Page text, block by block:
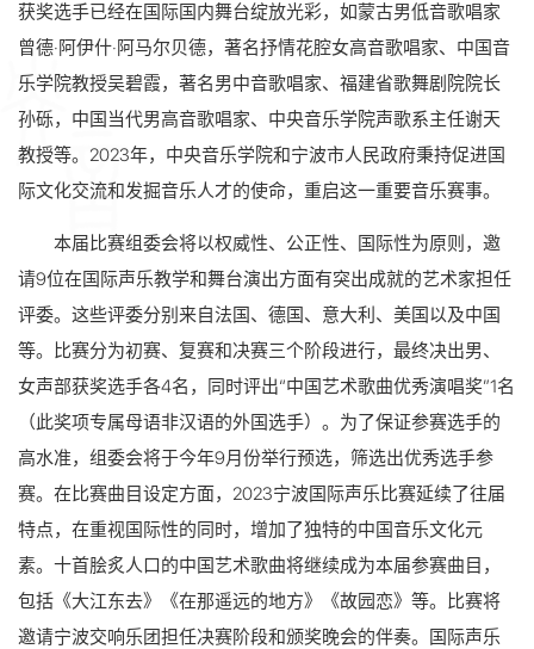
获奖选手已经在国际国内舞台绽放光彩，如蒙古男低音歌唱家
曾德·阿伊什·阿马尔贝德，著名抒情花腔女高音歌唱家、中国音
乐学院教授吴碧霞，著名男中音歌唱家、福建省歌舞剧院院长
孙砾，中国当代男高音歌唱家、中央音乐学院声歌系主任谢天
教授等。2023年，中央音乐学院和宁波市人民政府秉持促进国
际文化交流和发掘音乐人才的使命，重启这一重要音乐赛事。
本届比赛组委会将以权威性、公正性、国际性为原则，邀
请9位在国际声乐教学和舞台演出方面有突出成就的艺术家担任
评委。这些评委分别来自法国、德国、意大利、美国以及中国
等。比赛分为初赛、复赛和决赛三个阶段进行，最终决出男、
女声部获奖选手各4名，同时评出“中国艺术歌曲优秀演唱奖”1名
（此奖项专属母语非汉语的外国选手）。为了保证参赛选手的
高水准，组委会将于今年9月份举行预选，筛选出优秀选手参
赛。在比赛曲目设定方面，2023宁波国际声乐比赛延续了往届
特点，在重视国际性的同时，增加了独特的中国音乐文化元
素。十首脍炙人口的中国艺术歌曲将继续成为本届参赛曲目，
包括《大江东去》《在那遥远的地方》《故园恋》等。比赛将
邀请宁波交响乐团担任决赛阶段和颁奖晚会的伴奏。国际声乐